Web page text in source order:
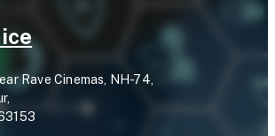
Rave Cinemas, NH-74,